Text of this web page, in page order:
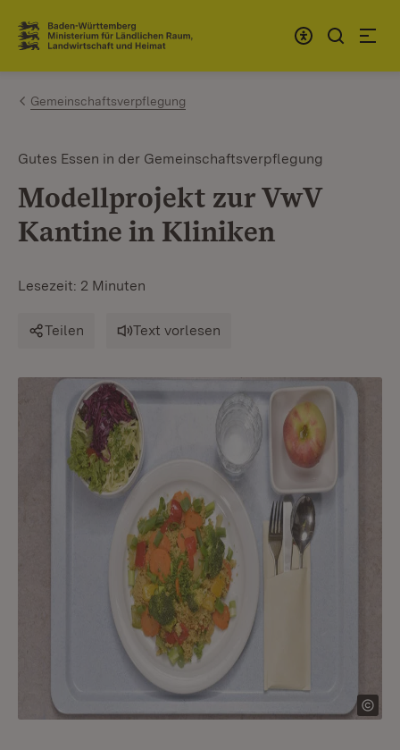
Zum Inhalt springen
Link zur Startseite
Gemeinschaftsverpflegung
Gutes Essen in der Gemeinschaftsverpflegung
Modellprojekt zur VwV
Kantine in Kliniken
Lesezeit: 2 Minuten
Teilen Text vorlesen